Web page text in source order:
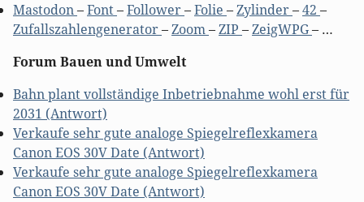
Mastodon–Font–Follower–Folie –Zylinder–42 –
Zufallszahlengenerator–Zoom–ZIP –ZeigWPG– …
Forum Bauen und Umwelt
Bahn plant vollständige Inbetriebnahme wohl erst für
2031 (Antwort)
Verkaufe sehr gute analoge Spiegelreflexkamera
Canon EOS 30V Date (Antwort)
Verkaufe sehr gute analoge Spiegelreflexkamera
Canon EOS 30V Date (Antwort)